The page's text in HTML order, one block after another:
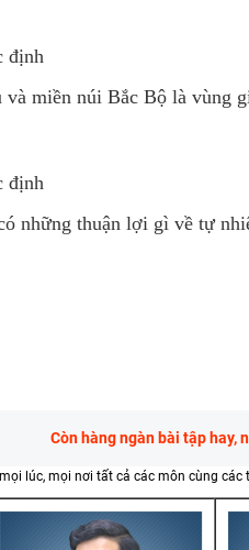
định
miền núi Bắc Bộ là vùng
định
những thuận lợi gì về tự
Còn hàng ngàn bài tập hay,
mọi lúc, mọi nơi tất cả các môn cùng các